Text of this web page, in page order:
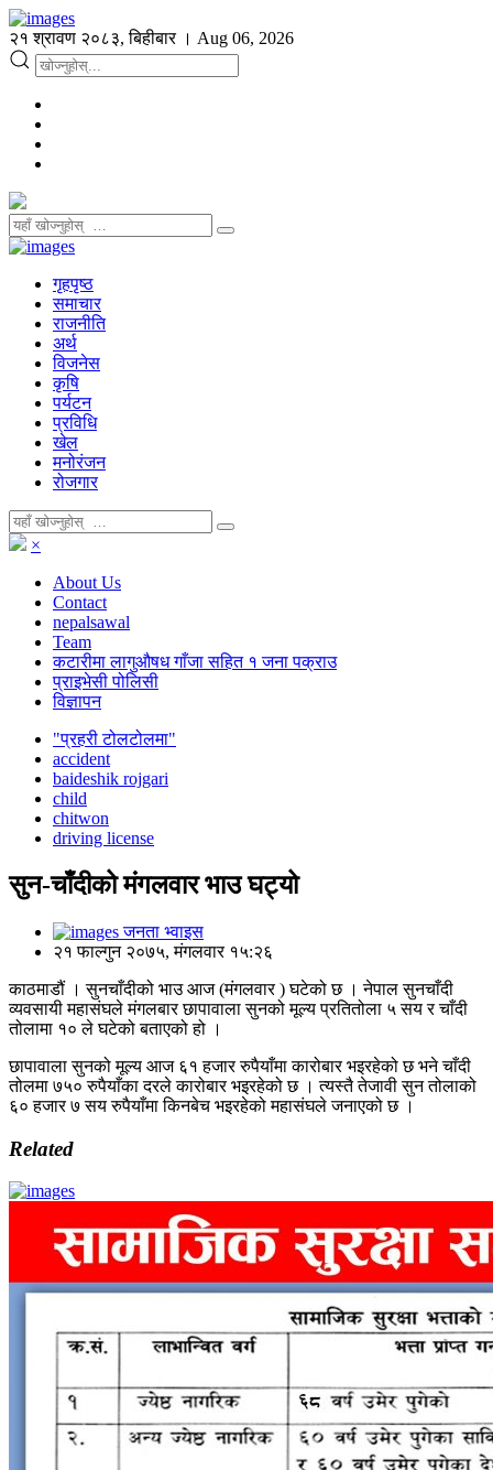
२१ श्रावण २०८३, बिहीबार । Aug 06, 2026
गृहपृष्ठ
समाचार
राजनीति
अर्थ
विजनेस
कृषि
पर्यटन
प्रविधि
खेल
मनोरंजन
रोजगार
×
About Us
Contact
nepalsawal
Team
कटारीमा लागुऔषध गाँजा सहित १ जना पक्राउ
प्राइभेसी पोलिसी
विज्ञापन
"प्रहरी टोलटोलमा"
accident
baideshik rojgari
child
chitwon
driving license
सुन-चाँदीको मंगलवार भाउ घट्यो
जनता भ्वाइस
२१ फाल्गुन २०७५, मंगलवार १५:२६
काठमाडौं । सुनचाँदीको भाउ आज (मंगलवार ) घटेको छ । नेपाल सुनचाँदी
व्यवसायी महासंघले मंगलबार छापावाला सुनको मूल्य प्रतितोला ५ सय र चाँदी
तोलामा १० ले घटेको बताएको हो ।
छापावाला सुनको मूल्य आज ६१ हजार रुपैयाँमा कारोबार भइरहेको छ भने चाँदी
तोलमा ७५० रुपैयाँका दरले कारोबार भइरहेको छ । त्यस्तै तेजावी सुन तोलाको
६० हजार ७ सय रुपैयाँमा किनबेच भइरहेको महासंघले जनाएको छ ।
Related